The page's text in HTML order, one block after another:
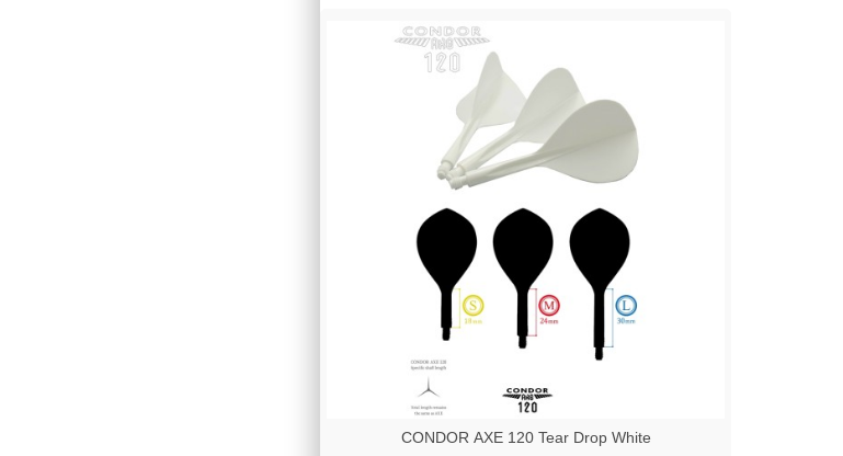
CONDOR AXE 120 Tear Drop White